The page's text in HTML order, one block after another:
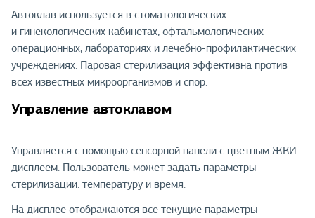
Автоклав используется в стоматологических
и гинекологических кабинетах, офтальмологических
операционных, лабораториях и лечебно-профилактических
учреждениях. Паровая стерилизация эффективна против
всех известных микроорганизмов и спор.
Управление автоклавом
Управляется с помощью сенсорной панели с цветным ЖКИ-
дисплеем. Пользователь может задать параметры
стерилизации: температуру и время.
На дисплее отображаются все текущие параметры